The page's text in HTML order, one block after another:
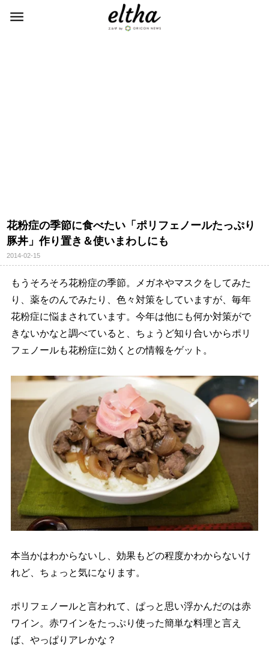
花粉症の季節に食べたい「ポリフェノールたっぷり
豚丼」作り置き＆使いまわしにも
2014-02-15
もうそろそろ花粉症の季節。メガネやマスクをしてみた
り、薬をのんでみたり、色々対策をしていますが、毎年
花粉症に悩まされています。今年は他にも何か対策がで
きないかなと調べていると、ちょうど知り合いからポリ
フェノールも花粉症に効くとの情報をゲット。
本当かはわからないし、効果もどの程度かわからないけ
れど、ちょっと気になります。
ポリフェノールと言われて、ぱっと思い浮かんだのは赤
ワイン。赤ワインをたっぷり使った簡単な料理と言え
ば、やっぱりアレかな？